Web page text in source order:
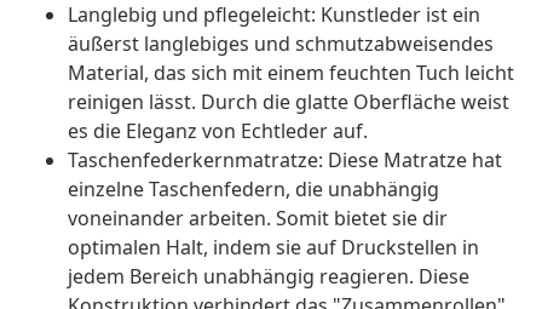
Langlebig und pflegeleicht: Kunstleder ist ein
äußerst langlebiges und schmutzabweisendes
Material, das sich mit einem feuchten Tuch leicht
reinigen lässt. Durch die glatte Oberfläche weist
es die Eleganz von Echtleder auf.
Taschenfederkernmatratze: Diese Matratze hat
einzelne Taschenfedern, die unabhängig
voneinander arbeiten. Somit bietet sie dir
optimalen Halt, indem sie auf Druckstellen in
jedem Bereich unabhängig reagieren. Diese